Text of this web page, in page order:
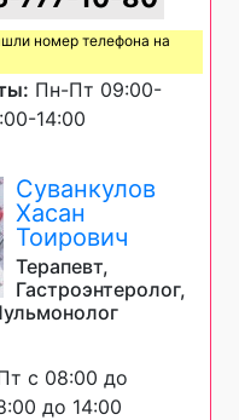
номер телефона на
Пн-Пт 09:00-
14:00
Суванкулов
Хасан
Тоирович
Терапевт,
Гастроэнтеролог,
с 08:00 до
до 14:00